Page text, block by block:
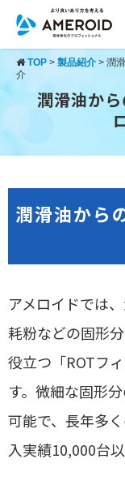
TOP > 製品紹介 > 潤
介
潤滑油か
潤滑油から
アメロイドでは
耗粉などの固形
役立つ「ROTフ
す。微細な固形
可能で、長年多
入実績10,000台